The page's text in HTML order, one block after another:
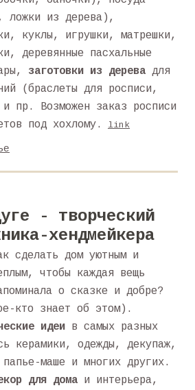
ложки из дерева),
куклы, игрушки, матрешки,
деревянные пасхальные
заготовки из дерева для
(браслеты для росписи,
пр. Возможен заказ росписи
под хохлому.
link
- творческий
хендмейкера
сделать дом уютным и
чтобы каждая вещь
о сказке и добре?
кто знает об этом).
идеи в самых разных
керамики, одежды, декупаж,
маше и многих других.
для дома и интерьера,